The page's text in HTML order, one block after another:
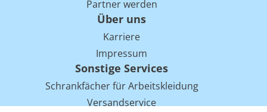
Partner werden
Über uns
Karriere
Impressum
Sonstige Services
Schrankfächer für Arbeitskleidung
Versandservice